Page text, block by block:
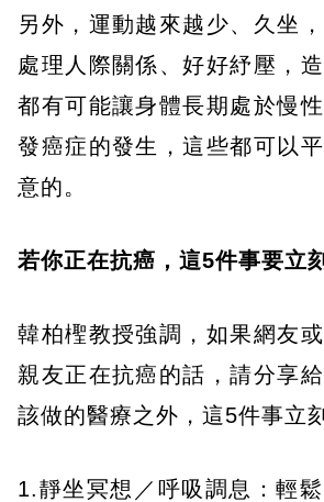
另外，運動越來越少、久坐
處理人際關係、好好紓壓，
都有可能讓身體長期處於慢
發癌症的發生，這些都可以
意的。
若你正在抗癌 ，這5件事要立
韓柏檉教授強調，如果網友
親友正在抗癌的話，請分享
該做的醫療之外，這5件事立
1.靜坐冥想／呼吸調息：輕